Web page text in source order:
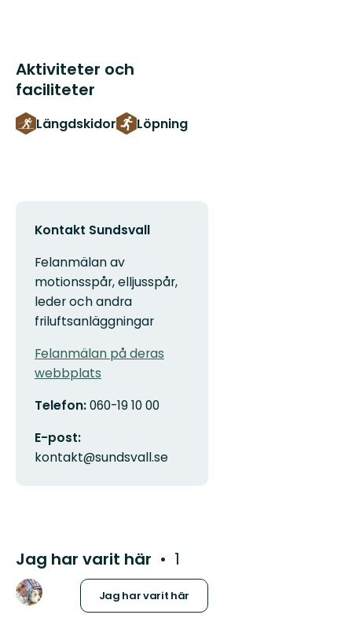
Aktiviteter och
faciliteter
Längdskidor Löpning
Kontakt Sundsvall
Felanmälan av
motionsspår, elljusspår,
leder och andra
friluftsanläggningar
Felanmälan på deras
webbplats
Telefon:060-19 10 00
E-post:
kontakt@sundsvall.se
Jag har varit här 1
Jag har varit här